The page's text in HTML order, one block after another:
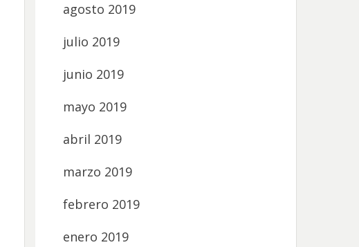
agosto 2019
julio 2019
junio 2019
mayo 2019
abril 2019
marzo 2019
febrero 2019
enero 2019